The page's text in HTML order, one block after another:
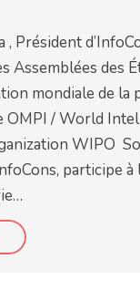
Président
Assemblées des
mondiale de la
OMPI / World
WIPO
participe